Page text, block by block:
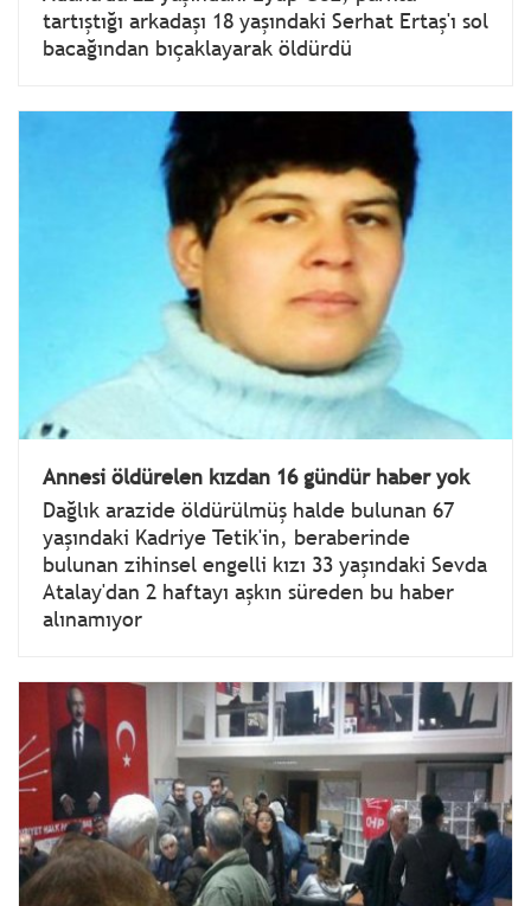
tartıştığı arkadaşı 18 yaşındaki Serhat Ertaş'ı sol
bacağından bıçaklayarak öldürdü
Annesi öldürelen kızdan 16 gündür haber yok
Dağlık arazide öldürülmüş halde bulunan 67
yaşındaki Kadriye Tetik'in, beraberinde
bulunan zihinsel engelli kızı 33 yaşındaki Sevda
Atalay'dan 2 haftayı aşkın süreden bu haber
alınamıyor